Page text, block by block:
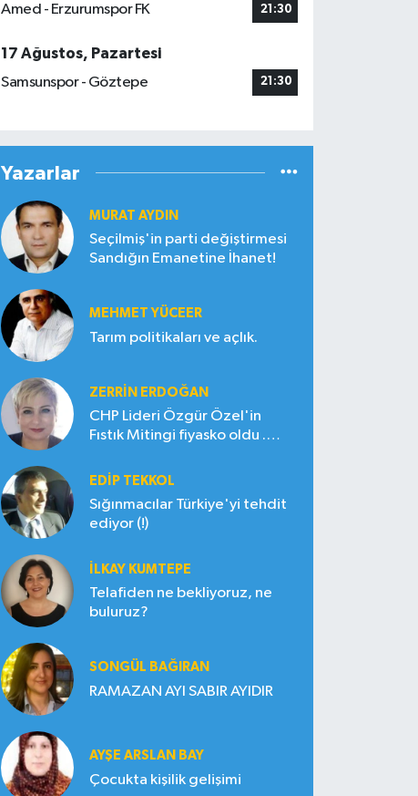
Amed - Erzurumspor FK 21:30
17 Ağustos, Pazartesi
Samsunspor - Göztepe
21:30
Yazarlar
MURAT AYDIN
Seçilmiş'in parti değiştirmesi
Sandığın Emanetine İhanet!
MEHMET YÜCEER
Tarım politikaları ve açlık.
ZERRIN ERDOĞAN
CHP Lideri Özgür Özel'in
Fıstık Mitingi fiyasko oldu .
EDIP TEKKOL
Sığınmacılar Türkiye'yi tehdit
ediyor (!)
İLKAY KUMTEPE
Telafiden ne bekliyoruz, ne
buluruz?
SONGÜL BAĞIRAN
RAMAZAN AYI SABIR AYIDIR
AYŞE ARSLAN BAY
Çocukta kişilik gelişimi